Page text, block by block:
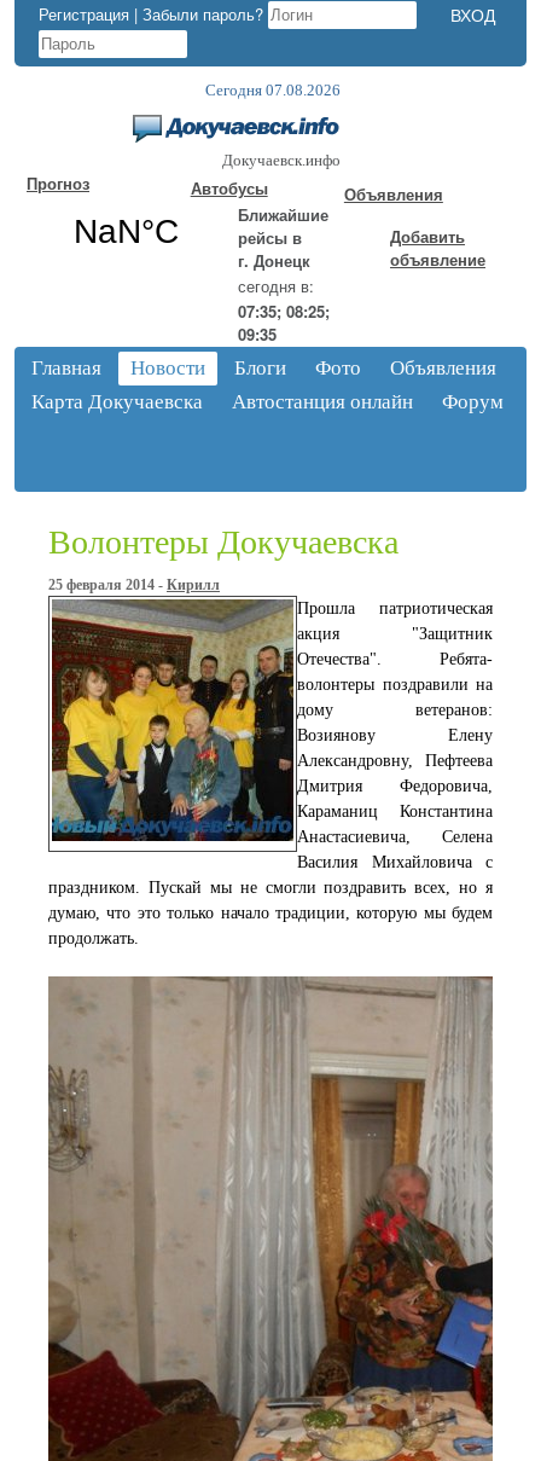
Регистрация | Забыли пароль?
Сегодня 07.08.2026
Докучаевск.инфо
Прогноз
Автобусы
Ближайшие
рейсы в
г. Донецк
сегодня в:
07:35; 08:25;
09:35
Объявления
Добавить
объявление
Главная Новости Блоги Фото
Объявления
Карта Докучаевска
Автостанция онлайн Форум
Волонтеры Докучаевска
25 февраля 2014 - Кирилл
Прошла патриотическая
акция "Защитник
Отечества". Ребята-
волонтеры поздравили на
дому ветеранов:
Возиянову Елену
Александровну, Пефтеева
Дмитрия Федоровича,
Караманиц Константина
Анастасиевича, Селена
Василия Михайловича с
праздником. Пускай мы не смогли поздравить всех, но я
думаю, что это только начало традиции, которую мы будем
продолжать.